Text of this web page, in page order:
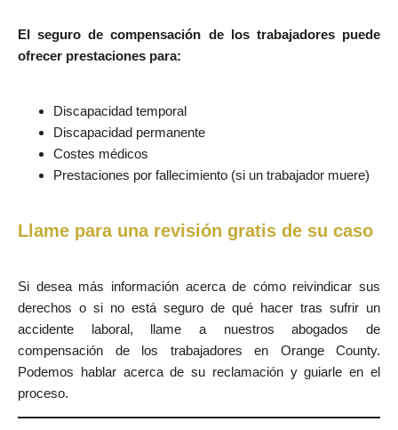
El seguro de compensación de los trabajadores puede
ofrecer prestaciones para:
Discapacidad temporal
Discapacidad permanente
Costes médicos
Prestaciones por fallecimiento (si un trabajador muere)
Llame para una revisión gratis de su caso
Si desea más información acerca de cómo reivindicar sus
derechos o si no está seguro de qué hacer tras sufrir un
accidente laboral, llame a nuestros abogados de
compensación de los trabajadores en Orange County.
Podemos hablar acerca de su reclamación y guiarle en el
proceso.